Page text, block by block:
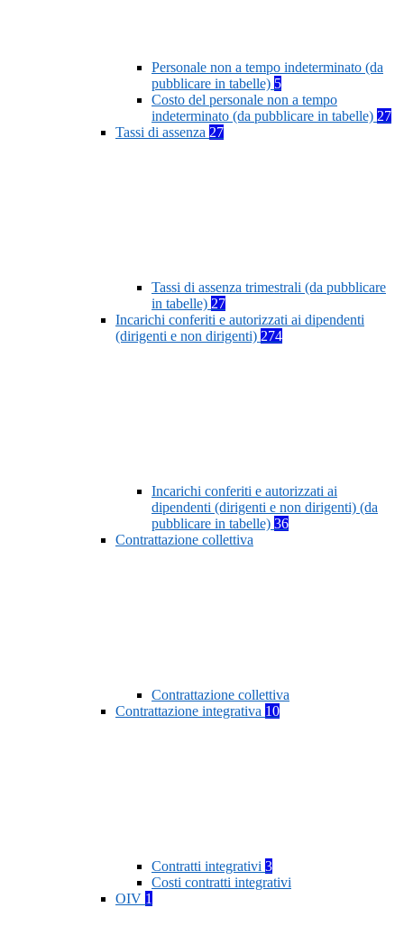
Personale non a tempo indeterminato (da
pubblicare in tabelle) 5
Costo del personale non a tempo
indeterminato (da pubblicare in tabelle) 27
Tassi di assenza 27
Tassi di assenza trimestrali (da pubblicare
in tabelle) 27
Incarichi conferiti e autorizzati ai dipendenti
(dirigenti e non dirigenti) 274
Incarichi conferiti e autorizzati ai
dipendenti (dirigenti e non dirigenti) (da
pubblicare in tabelle) 36
Contrattazione collettiva
Contrattazione collettiva
Contrattazione integrativa 10
Contratti integrativi 3
Costi contratti integrativi
OIV 1